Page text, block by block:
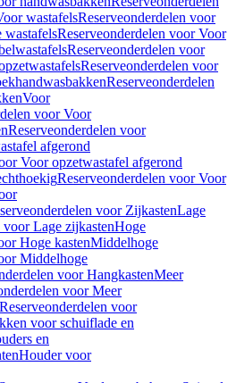
wastafelsReserveonderdelen voor
wastafelsReserveonderdelen voor Voor
Reserveonderdelen voor
Reserveonderdelen voor
Reserveonderdelen
Voor
voor Voor
Reserveonderdelen voor
afgerond
Voor opzetwastafel afgerond
Reserveonderdelen voor Voor
voor ZijkastenLage
voor Lage zijkastenHoge
Hoge kastenMiddelhoge
Middelhoge
voor HangkastenMeer
voor Meer
Reserveonderdelen voor
voor schuiflade en
en
Houder voor